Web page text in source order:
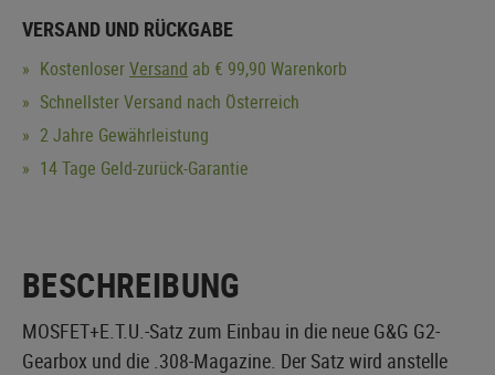
VERSAND UND RÜCKGABE
KostenloserVersand ab € 99,90 Warenkorb
Schnellster Versand nach Österreich
2 Jahre Gewährleistung
14 Tage Geld-zurück-Garantie
BESCHREIBUNG
MOSFET+E.T.U.-Satz zum Einbau in die neue G&G G2-
Gearbox und die .308-Magazine. Der Satz wird anstelle